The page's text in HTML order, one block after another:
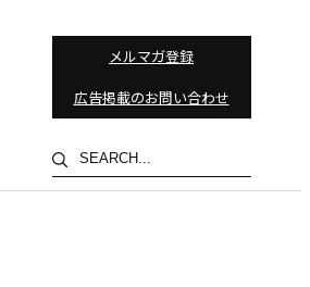
メルマガ登録
広告掲載のお問い合わせ
検
索